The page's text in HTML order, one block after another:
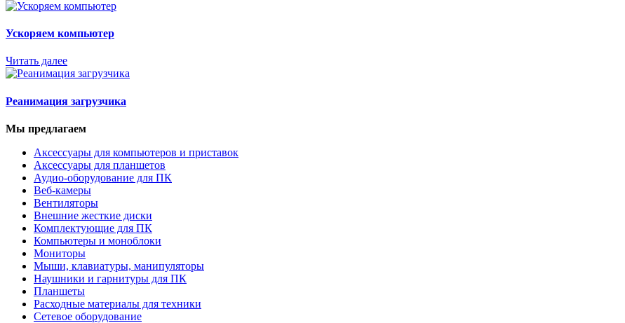
Ускоряем компьютер
Читать далее
Реанимация загрузчика
Мы предлагаем
Аксессуары для компьютеров и приставок
Аксессуары для планшетов
Аудио-оборудование для ПК
Веб-камеры
Вентиляторы
Внешние жесткие диски
Комплектующие для ПК
Компьютеры и моноблоки
Мониторы
Мыши, клавиатуры, манипуляторы
Наушники и гарнитуры для ПК
Планшеты
Расходные материалы для техники
Сетевое оборудование